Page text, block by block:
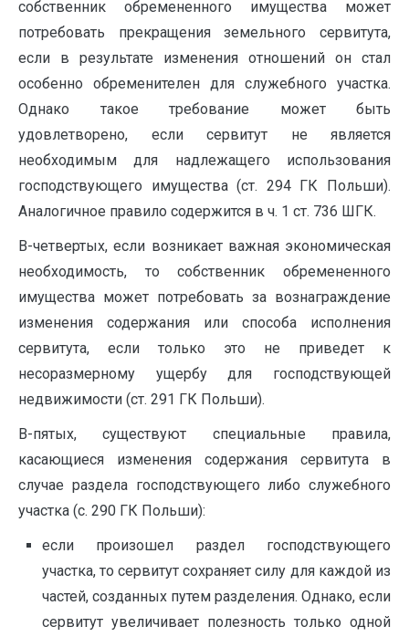
собственник обремененного имущества может
потребовать прекращения земельного сервитута,
если в результате изменения отношений он стал
особенно обременителен для служебного участка.
Однако такое требование может быть
удовлетворено, если сервитут не является
необходимым для надлежащего использования
господствующего имущества (ст. 294 ГК Польши).
Аналогичное правило содержится в ч. 1 ст. 736 ШГК.
В-четвертых, если возникает важная экономическая
необходимость, то собственник обремененного
имущества может потребовать за вознаграждение
изменения содержания или способа исполнения
сервитута, если только это не приведет к
несоразмерному ущербу для господствующей
недвижимости (ст. 291 ГК Польши).
В-пятых, существуют специальные правила,
касающиеся изменения содержания сервитута в
случае раздела господствующего либо служебного
участка (с. 290 ГК Польши):
если произошел раздел господствующего
участка, то сервитут сохраняет силу для каждой из
частей, созданных путем разделения. Однако, если
сервитут увеличивает полезность только одной